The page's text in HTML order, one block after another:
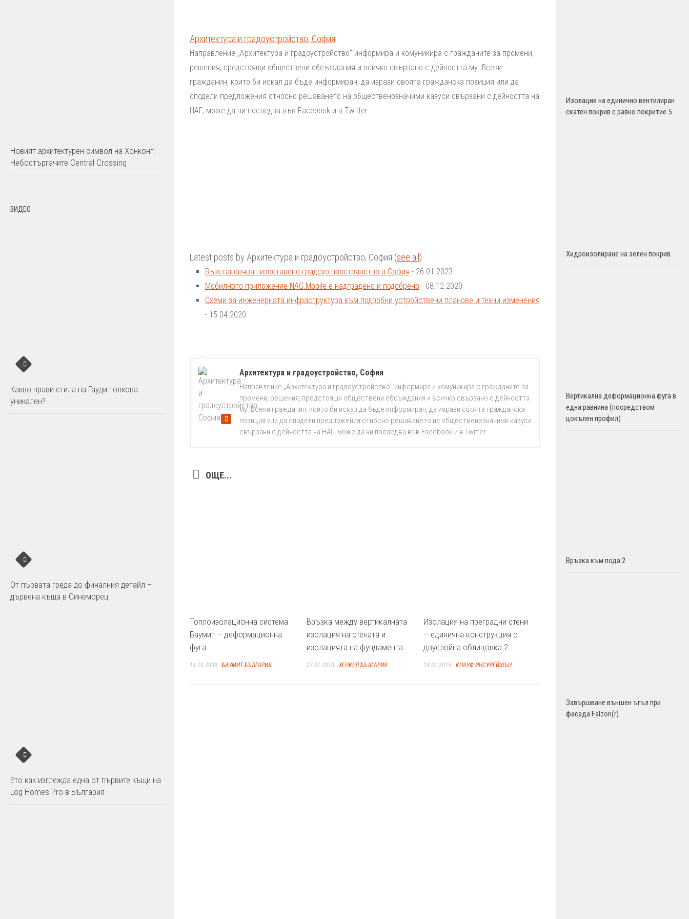
Архитектура и градоустройство, София
Направление „Архитектура и градоустройство“ информира и комуникира с гражданите за промени,
решения, предстоящи обществени обсъждания и всичко свързано с дейността му. Всеки
гражданин, които би искал да бъде информиран, да изрази своята гражданска позиция или да
сподели предложения относно решаването на общественозначими казуси свързани с дейността на
НАГ, може да ни последва във Facebook и в Twitter.
Latest posts by Архитектура и градоустройство, София (see all )
Възстановяват изоставено градско пространство в София - 26.01.2023
Мобилното приложение NAG.Mobile е надградено и подобрено - 08.12.2020
Схеми за инженерната инфраструктура към подробни устройствени планове и техни изменения
- 15.04.2020
Архитектура и градоустройство, София
Направление „Архитектура и градоустройство“ информира и комуникира с гражданите за
промени, решения, предстоящи обществени обсъждания и всичко свързано с дейността
му. Всеки гражданин, които би искал да бъде информиран, да изрази своята гражданска
позиция или да сподели предложения относно решаването на общественозначими казуси
свързани с дейността на НАГ, може да ни последва във Facebook и в Twitter.
ОЩЕ...
Топлоизолационна система
Баумит – деформационна
фуга
14.10.2008 БАУМИТ БЪЛГАРИЯ
Връзка между вертикалната
изолация на стената и
изолацията на фундамента
27.01.2010 ХЕНКЕЛ БЪЛГАРИЯ
Изолация на преградни стени
– единична конструкция с
двуслойна облицовка 2
14.01.2015 КНАУФ ИНСУЛЕЙШЪН
Новият архитектурен символ на Хонконг:
Небостъргачите Central Crossing
ВИДЕО
Какво прави стила на Гауди толкова
уникален?
От първата греда до финалния детайл –
дървена къща в Синеморец
Ето как изглежда една от първите къщи на
Log Homes Pro в България
Изолация на единично вентилиран
скатен покрив с равно покритие 5
Хидроизолиране на зелен покрив
Вертикална деформационна фуга в
една равнина (посредством
цокълен профил)
Връзка към пода 2
Завършване външен ъгъл при
фасада Falzon(r)